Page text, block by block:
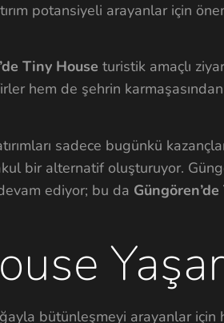
potansiyeli arayanlar için
Tiny House turistik amaçlı
hem de şehrin
sadece bugünkü
bir alternatif oluşturuyor.
ediyor; bu da
bütünleşmeyi arayanlar için